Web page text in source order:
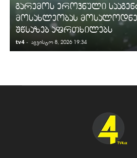
გარემოს ეროვნული
მოსახლეობას
შწსაზებ აფრთხილებს
tv4 - აგვისტო 8, 2026 19:34